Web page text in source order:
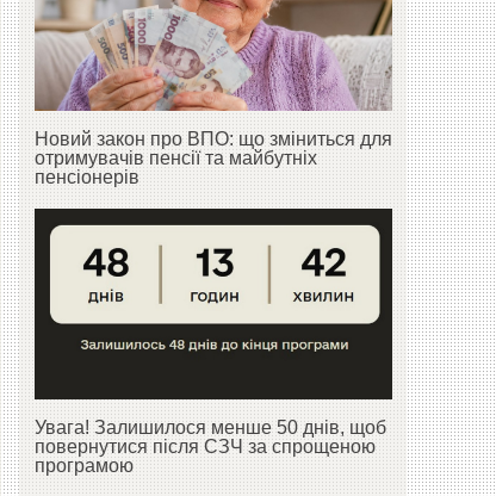
Новий закон про ВПО: що зміниться для
отримувачів пенсії та майбутніх
пенсіонерів
Увага! Залишилося менше 50 днів, щоб
повернутися після СЗЧ за спрощеною
програмою